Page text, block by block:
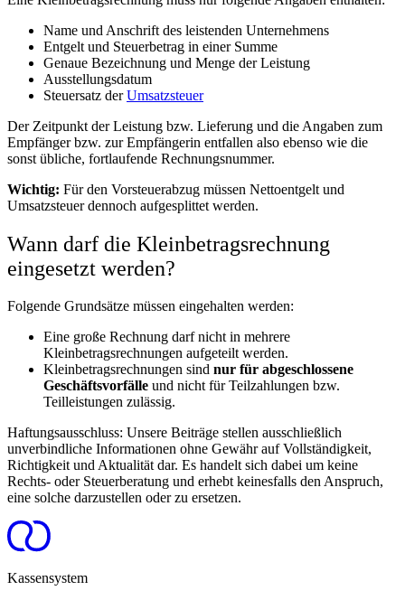
Name und Anschrift des leistenden Unternehmens
Entgelt und Steuerbetrag in einer Summe
Genaue Bezeichnung und Menge der Leistung
Ausstellungsdatum
Steuersatz derUmsatzsteuer
Der Zeitpunkt der Leistung bzw. Lieferung und die Angaben zum
Empfänger bzw. zur Empfängerin entfallen also ebenso wie die
sonst übliche, fortlaufende Rechnungsnummer.
Wichtig: Für den Vorsteuerabzug müssen Nettoentgelt und
Umsatzsteuer dennoch aufgesplittet werden.
Wann darf die Kleinbetragsrechnung
eingesetzt werden?
Folgende Grundsätze müssen eingehalten werden:
Eine große Rechnung darf nicht in mehrere
Kleinbetragsrechnungen aufgeteilt werden.
Kleinbetragsrechnungen sind nur für abgeschlossene
Geschäftsvorfälle und nicht für Teilzahlungen bzw.
Teilleistungen zulässig.
Haftungsausschluss: Unsere Beiträge stellen ausschließlich
unverbindliche Informationen ohne Gewähr auf Vollständigkeit,
Richtigkeit und Aktualität dar. Es handelt sich dabei um keine
Rechts- oder Steuerberatung und erhebt keinesfalls den Anspruch,
eine solche darzustellen oder zu ersetzen.
Kassensystem